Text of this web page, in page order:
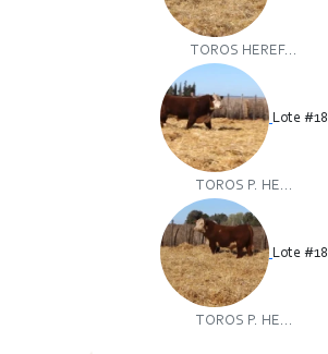
TOROS HEREF...
Lote #18
TOROS P. HE...
Lote #18
TOROS P. HE...